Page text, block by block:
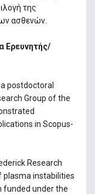
της
ασθενών.
Ερευνητής/
postdoctoral
Group of the
in Scopus-
Research
plasma instabilities
funded under the